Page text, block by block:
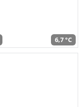
6,7 °C